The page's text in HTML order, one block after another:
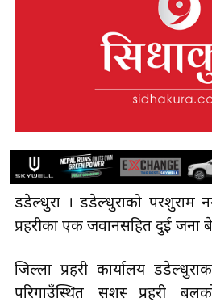
डडेल्धुरा । डडेल्धुराको परशुराम
प्रहरीका एक जवानसहित दुई जना
जिल्ला प्रहरी कार्यालय
परिगाउँस्थित सशस्त्र प्रहरी